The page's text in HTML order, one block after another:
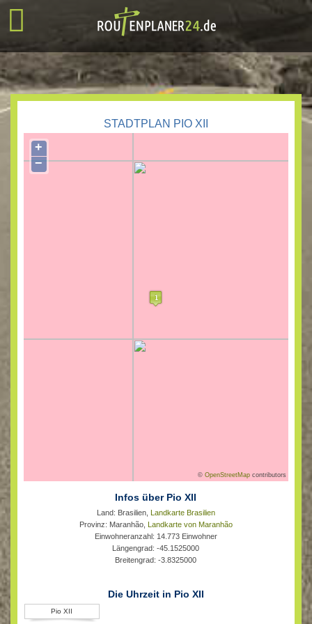
STADTPLAN PIO XII
+
−
©OpenStreetMap contributors
Infos über Pio XII
Land: Brasilien, Landkarte Brasilien
Provinz: Maranhão, Landkarte von Maranhão
Einwohneranzahl: 14.773 Einwohner
Längengrad: -45.1525000
Breitengrad: -3.8325000
Die Uhrzeit in Pio XII
Pio XII